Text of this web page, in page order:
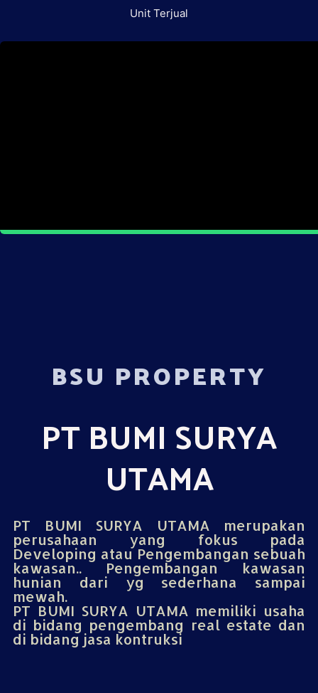
Unit Terjual
BSU PROPERTY
PT BUMI SURYA
UTAMA
PT BUMI SURYA UTAMA merupakan
perusahaan yang fokus pada
Developing atau Pengembangan sebuah
kawasan.. Pengembangan kawasan
hunian dari yg sederhana sampai
mewah.
PT BUMI SURYA UTAMA memiliki usaha
di bidang pengembang real estate dan
di bidang jasa kontruksi